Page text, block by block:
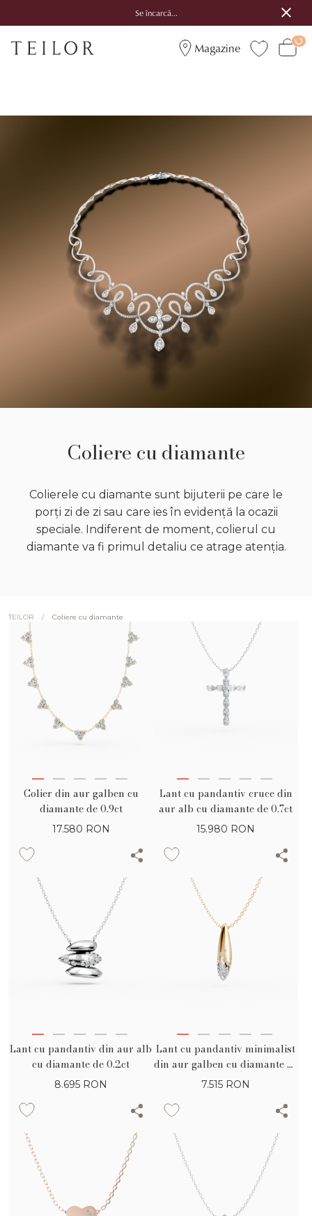
Se încarcă...
Magazine
Coliere cu diamante
Colierele cu diamante sunt bijuterii pe care le
porți zi de zi sau care ies în evidență la ocazii
speciale. Indiferent de moment, colierul cu
diamante va fi primul detaliu ce atrage atenția.
TEILOR / Coliere cu diamante
Colier din aur galben cu
diamante de 0.9ct
17.580 RON
Lant cu pandantiv cruce din
aur alb cu diamante de 0.7ct
15.980 RON
Lant cu pandantiv din aur alb
cu diamante de 0.2ct
8.695 RON
Lant cu pandantiv minimalist
din aur galben cu diamante de
0.1ct
7.515 RON